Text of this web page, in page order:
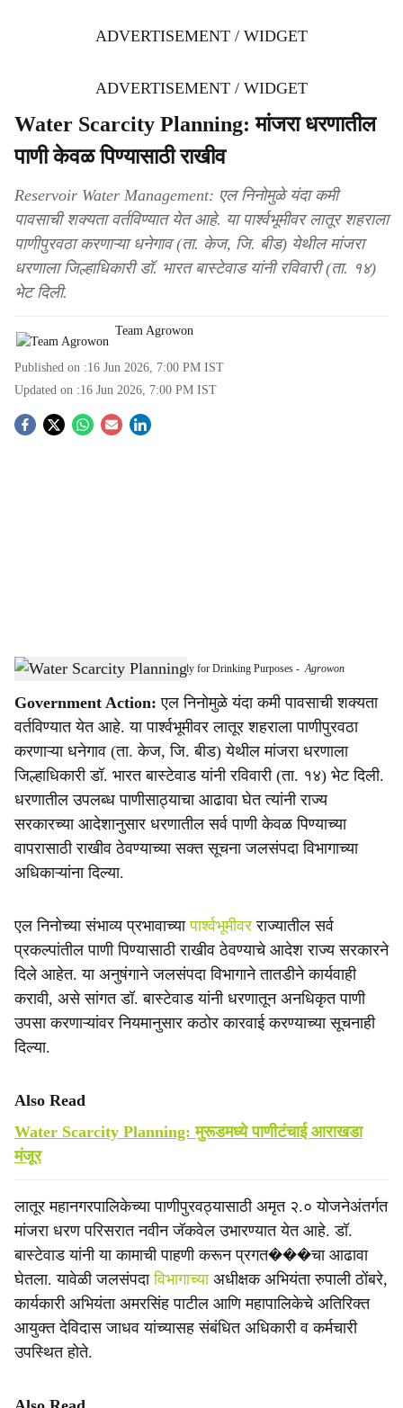
ADVERTISEMENT / WIDGET
ADVERTISEMENT / WIDGET
Water Scarcity Planning: मांजरा धरणातील
पाणी केवळ पिण्यासाठी राखीव
Reservoir Water Management: एल निनोमुळे यंदा कमी
पावसाची शक्यता वर्तविण्यात येत आहे. या पार्श्वभूमीवर लातूर शहराला
पाणीपुरवठा करणाऱ्या धनेगाव (ता. केज, जि. बीड) येथील मांजरा
धरणाला जिल्हाधिकारी डॉ. भारत बास्टेवाड यांनी रविवारी (ता. १४)
भेट दिली.
Team Agrowon
Published on :16 Jun 2026, 7:00 PM IST
Updated on :16 Jun 2026, 7:00 PM IST
S
a
r
e
Manjara Dam Water Reserved Exclusively for Drinking Purposes -Agrowon
Government Action: एल निनोमुळे यंदा कमी पावसाची शक्यता
वर्तविण्यात येत आहे. या पार्श्वभूमीवर लातूर शहराला पाणीपुरवठा
करणाऱ्या धनेगाव (ता. केज, जि. बीड) येथील मांजरा धरणाला
जिल्हाधिकारी डॉ. भारत बास्टेवाड यांनी रविवारी (ता. १४) भेट दिली.
धरणातील उपलब्ध पाणीसाठ्याचा आढावा घेत त्यांनी राज्य
सरकारच्या आदेशानुसार धरणातील सर्व पाणी केवळ पिण्याच्या
वापरासाठी राखीव ठेवण्याच्या सक्त सूचना जलसंपदा विभागाच्या
अधिकाऱ्यांना दिल्या.
एल निनोच्या संभाव्य प्रभावाच्यापार्श्वभूमीवरराज्यातील सर्व
प्रकल्पांतील पाणी पिण्यासाठी राखीव ठेवण्याचे आदेश राज्य सरकारने
दिले आहेत. या अनुषंगाने जलसंपदा विभागाने तातडीने कार्यवाही
करावी, असे सांगत डॉ. बास्टेवाड यांनी धरणातून अनधिकृत पाणी
उपसा करणाऱ्यांवर नियमानुसार कठोर कारवाई करण्याच्या सूचनाही
दिल्या.
Also Read
Water Scarcity Planning: मुरूडमध्ये पाणीटंचाई आराखडा
मंजूर
लातूर महानगरपालिकेच्या पाणीपुरवठ्यासाठी अमृत २.० योजनेअंतर्गत
मांजरा धरण परिसरात नवीन जॅकवेल उभारण्यात येत आहे. डॉ.
बास्टेवाड यांनी या कामाची पाहणी करून प्रगत���चा आढावा
घेतला. यावेळी जलसंपदाविभागाच्या अधीक्षक अभियंता रुपाली ठोंबरे,
कार्यकारी अभियंता अमरसिंह पाटील आणि महापालिकेचे अतिरिक्त
आयुक्त देविदास जाधव यांच्यासह संबंधित अधिकारी व कर्मचारी
उपस्थित होते.